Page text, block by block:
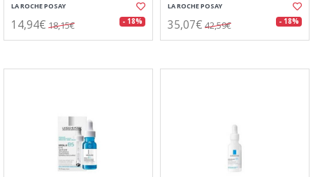
LA ROCHE POSAY
14,94€ 18,15€ - 18%
LA ROCHE POSAY
35,07€ 42,59€ - 18%